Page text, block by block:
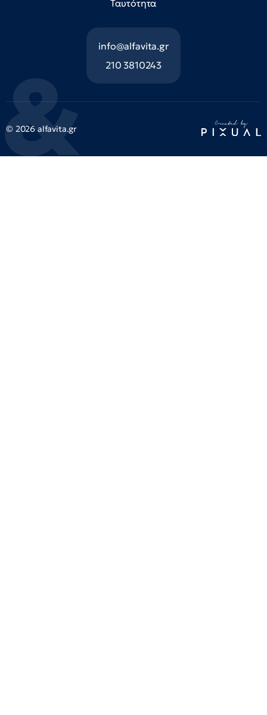
Ταυτότητα
info@alfavita.gr
210 3810243
© 2026 alfavita.gr